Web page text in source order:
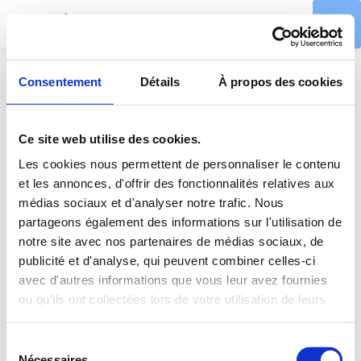
Consentement Détails À propos des cookies
Ce site web utilise des cookies.
Les cookies nous permettent de personnaliser le contenu
et les annonces, d'offrir des fonctionnalités relatives aux
médias sociaux et d'analyser notre trafic. Nous
partageons également des informations sur l'utilisation de
notre site avec nos partenaires de médias sociaux, de
publicité et d'analyse, qui peuvent combiner celles-ci
avec d'autres informations que vous leur avez fournies
ou qu'ils ont collectées lors de votre utilisation de leurs